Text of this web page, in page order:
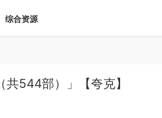
综合资源
544部）」【夸克】